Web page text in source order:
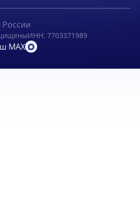
ИНН: 7703371989
MAX